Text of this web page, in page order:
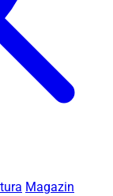
Magazin